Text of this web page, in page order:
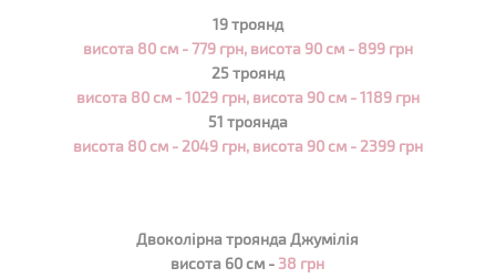
19 троянд
висота 80 см - 779 грн, висота 90 см - 899 грн
25 троянд
висота 80 см - 1029 грн, висота 90 см - 1189 грн
51 троянда
висота 80 см - 2049 грн, висота 90 см - 2399 грн
Двоколірна троянда Джумілія
висота 60 см - 38 грн